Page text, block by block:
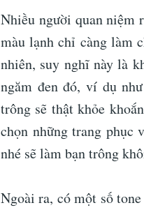
Nhiều người quan niệm
màu lạnh chỉ càng làm
nhiên, suy nghĩ này là
ngăm đen đó, ví dụ
trông sẽ thật khỏe
chọn những trang phục
nhé sẽ làm bạn trông
Ngoài ra, có một số